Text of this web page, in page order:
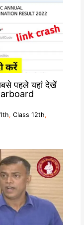
पहले यहां देखें
, Class 12th,